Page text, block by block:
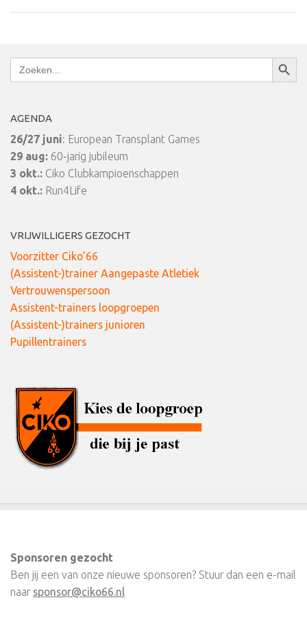
Zoek
naar:
AGENDA
26/27 juni: European Transplant Games
29 aug: 60-jarig jubileum
3 okt.: Ciko Clubkampioenschappen
4 okt.: Run4Life
VRIJWILLIGERS GEZOCHT
Voorzitter Ciko’66
(Assistent-)trainer Aangepaste Atletiek
Vertrouwenspersoon
Assistent-trainers loopgroepen
(Assistent-)trainers junioren
Pupillentrainers
Sponsoren gezocht
Ben jij een van onze nieuwe sponsoren? Stuur dan een e-mail
naar sponsor@ciko66.nl